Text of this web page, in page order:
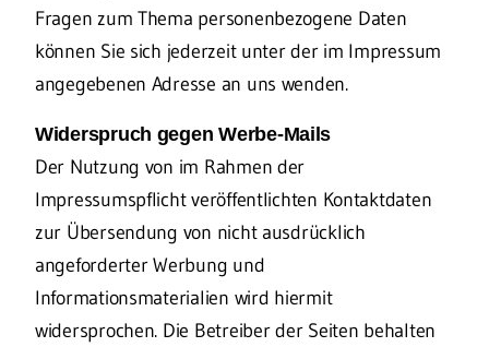
Fragen zum Thema personenbezogene Daten
können Sie sich jederzeit unter der im Impressum
angegebenen Adresse an uns wenden.
Widerspruch gegen Werbe-Mails
Der Nutzung von im Rahmen der
Impressumspflicht veröffentlichten Kontaktdaten
zur Übersendung von nicht ausdrücklich
angeforderter Werbung und
Informationsmaterialien wird hiermit
widersprochen. Die Betreiber der Seiten behalten